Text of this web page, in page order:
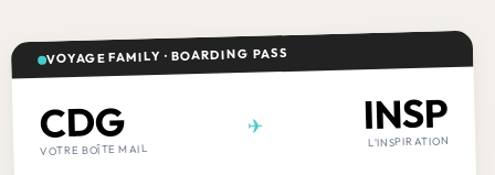
VOYAGE FAMILY · BOARDING PASS
CDG
VOTRE BOÎTE MAIL
✈ INSP
L'INSPIRATION